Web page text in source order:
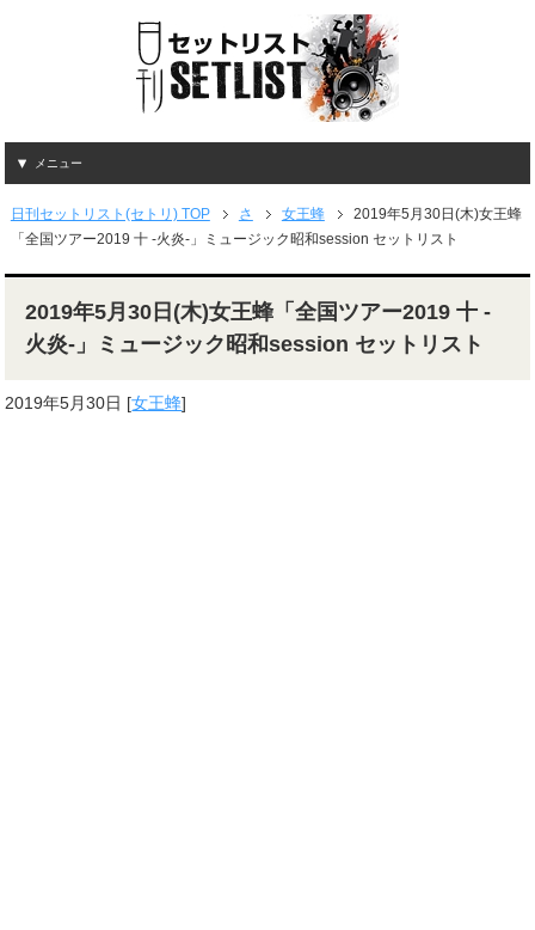
メニュー
日刊セットリスト(セトリ) TOP さ 女王蜂
2019年5月30日(木)女王蜂
「全国ツアー2019 十 -火炎-」ミュージック昭和session セットリスト
2019年5月30日(木)女王蜂「全国ツアー2019 十 -
火炎-」ミュージック昭和session セットリスト
2019年5月30日 [女王蜂]